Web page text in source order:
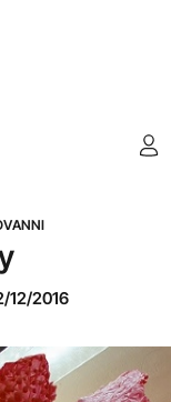
12/2016